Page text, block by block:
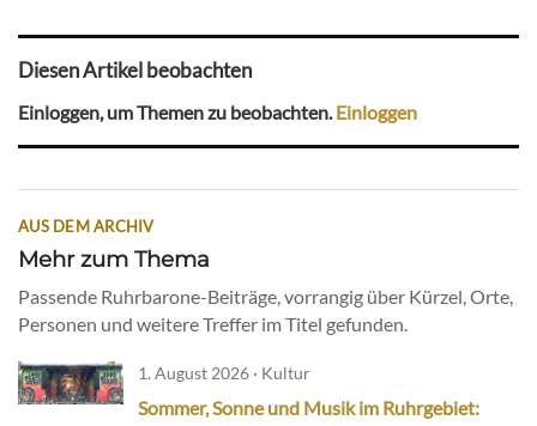
Diesen Artikel beobachten
Einloggen, um Themen zu beobachten.Einloggen
AUS DEM ARCHIV
Mehr zum Thema
Passende Ruhrbarone-Beiträge, vorrangig über Kürzel, Orte,
Personen und weitere Treffer im Titel gefunden.
1. August 2026 · Kultur
Sommer, Sonne und Musik im Ruhrgebiet: